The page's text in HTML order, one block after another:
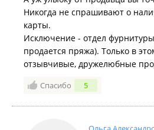
Никогда не спрашивают о
карты.
Исключение - отдел
продается пряжа). Только в
отзывчивые, дружелюбные
Спасибо 5